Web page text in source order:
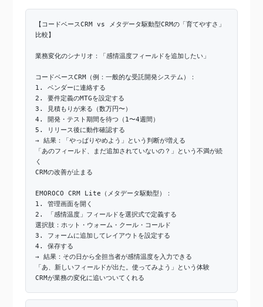
【コードベースCRM vs メタデータ駆動型CRMの「育てやすさ」
比較】
業務変化のシナリオ：「感情温度フィールドを追加したい」
コードベースCRM（例：一般的な受託開発システム）：
1. ベンダーに連絡する
2. 要件定義のMTGを設定する
3. 見積もりが来る（数万円〜）
4. 開発・テスト期間を待つ（1〜4週間）
5. リリース後に動作確認する
→ 結果：「やっぱりやめよう」という判断が増える
「あのフィールド、まだ追加されていないの？」という不満が続
く
CRMの改善が止まる
EMOROCO CRM Lite（メタデータ駆動型）：
1. 管理画面を開く
2. 「感情温度」フィールドを選択式で定義する
選択肢：ホット・ウォーム・クール・コールド
3. フォームに追加してレイアウトを設定する
4. 保存する
→ 結果：その日から全担当者が感情温度を入力できる
「あ、新しいフィールドが出た。使ってみよう」という体験
CRMが業務の変化に追いついてくれる